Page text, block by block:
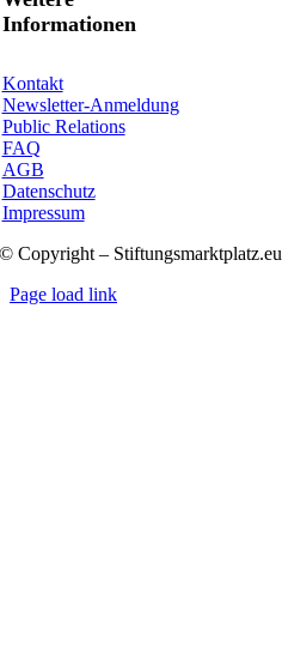
Informationen
Kontakt
Newsletter-Anmeldung
Public Relations
FAQ
AGB
Datenschutz
Impressum
© Copyright – Stiftungsmarktplatz.eu
Page load link